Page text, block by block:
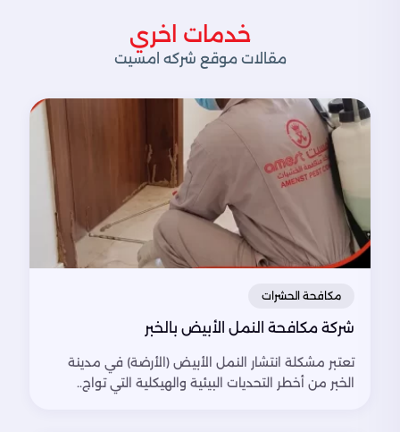
خدمات اخري
مقالات موقع شركه امسيت
مكافحة الحشرات
شركة مكافحة النمل الأبيض بالخبر
تعتبر مشكلة انتشار النمل الأبيض (الأرضة) في مدينة
الخبر من أخطر التحديات البيئية والهيكلية التي تواج..